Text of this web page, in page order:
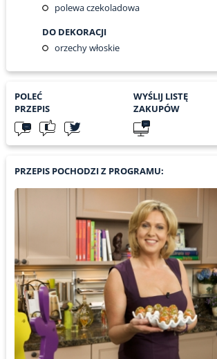
polewa czekoladowa
DO DEKORACJI
orzechy włoskie
POLEĆ
PRZEPIS
WYŚLIJ LISTĘ
ZAKUPÓW
PRZEPIS POCHODZI Z PROGRAMU: